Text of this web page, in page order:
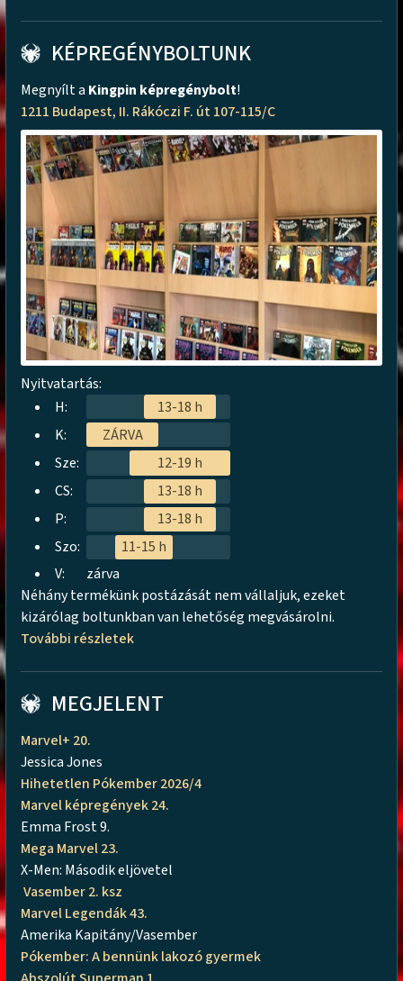
KÉPREGÉNYBOLTUNK
Megnyílt a Kingpin képregénybolt!
1211 Budapest, II. Rákóczi F. út 107-115/C
Nyitvatartás:
H:
13-18 h
K:
ZÁRVA
Sze:
12-19 h
CS:
13-18 h
P:
13-18 h
Szo:
11-15 h
V:
zárva
Néhány termékünk postázását nem vállaljuk, ezeket
kizárólag boltunkban van lehetőség megvásárolni.
További részletek
MEGJELENT
Marvel+ 20.
Jessica Jones
Hihetetlen Pókember 2026/4
Marvel képregények 24.
Emma Frost 9.
Mega Marvel 23.
X-Men: Második eljövetel
Vasember 2. ksz
Marvel Legendák 43.
Amerika Kapitány/Vasember
Pókember: A bennünk lakozó gyermek